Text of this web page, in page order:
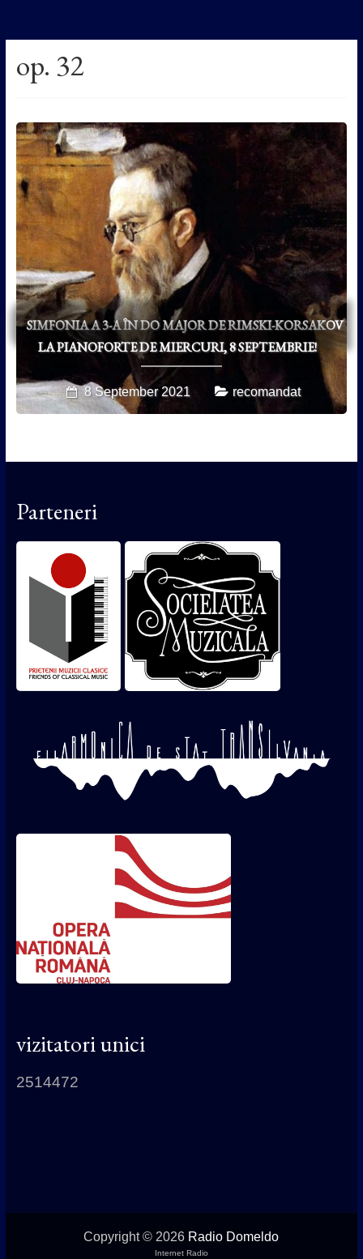
op. 32
SIMFONIA A 3-A ÎN DO MAJOR DE RIMSKI-KORSAKOV
LA PIANOFORTE DE MIERCURI, 8 SEPTEMBRIE!
8 September 2021 recomandat
Parteneri
vizitatori unici
2514472
Copyright © 2026 Radio Domeldo
Internet Radio